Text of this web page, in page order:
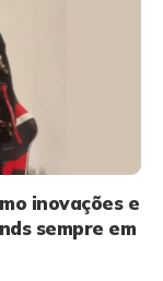
inovações e
sempre em